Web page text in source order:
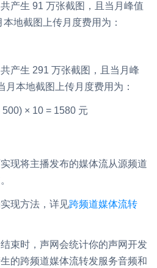
产生 91 万张截图，且当月峰值
地截图上传月度费用为：
产生 291 万张截图，且当月峰
月本地截图上传月度费用为：
× 10 = 1580 元
现将主播发布的媒体流从源频道
现方法，详见跨频道媒体流转
束时，声网会统计你的声网开发
的跨频道媒体流转发服务音频和